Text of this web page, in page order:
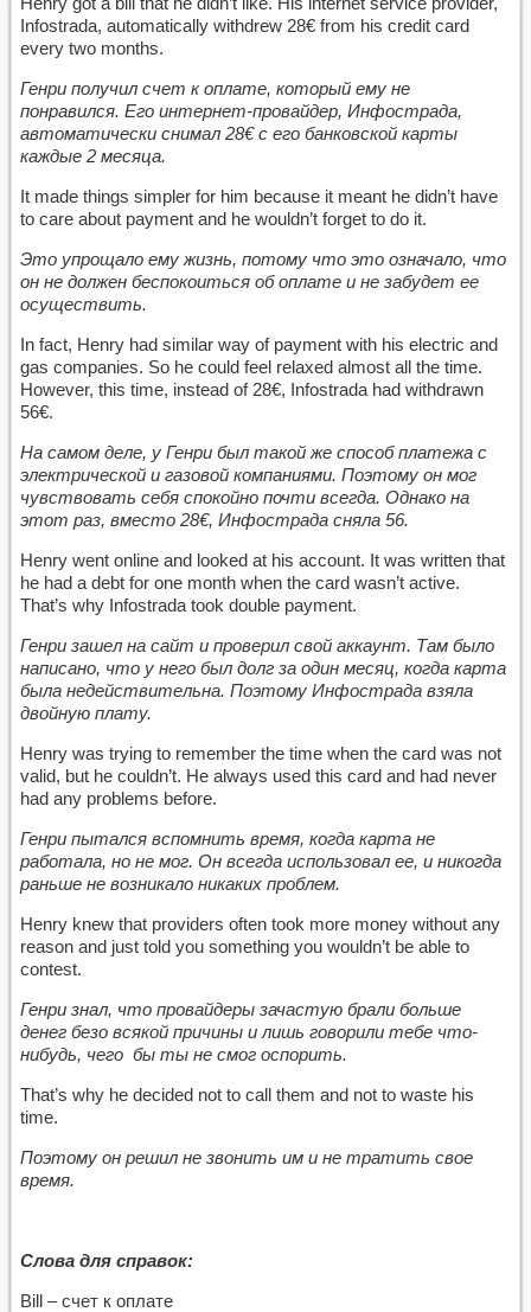
Infostrada, automatically withdrew 28€ from his credit card
every two months.
Генри получил счет к оплате, который ему не
понравился. Его интернет-провайдер, Инфострада,
автоматически снимал 28€ с его банковской карты
каждые 2 месяца.
It made things simpler for him because it meant he didn’t have
to care about payment and he wouldn’t forget to do it.
Это упрощало ему жизнь, потому что это означало, что
он не должен беспокоиться об оплате и не забудет ее
осуществить.
In fact, Henry had similar way of payment with his electric and
gas companies. So he could feel relaxed almost all the time.
However, this time, instead of 28€, Infostrada had withdrawn
56€.
На самом деле, у Генри был такой же способ платежа с
электрической и газовой компаниями. Поэтому он мог
чувствовать себя спокойно почти всегда. Однако на
этот раз, вместо 28€, Инфострада сняла 56.
Henry went online and looked at his account. It was written that
he had a debt for one month when the card wasn’t active.
That’s why Infostrada took double payment.
Генри зашел на сайт и проверил свой аккаунт. Там было
написано, что у него был долг за один месяц, когда карта
была недействительна. Поэтому Инфострада взяла
двойную плату.
Henry was trying to remember the time when the card was not
valid, but he couldn’t. He always used this card and had never
had any problems before.
Генри пытался вспомнить время, когда карта не
работала, но не мог. Он всегда использовал ее, и никогда
раньше не возникало никаких проблем.
Henry knew that providers often took more money without any
reason and just told you something you wouldn’t be able to
contest.
Генри знал, что провайдеры зачастую брали больше
денег безо всякой причины и лишь говорили тебе что-
нибудь, чего бы ты не смог оспорить.
That’s why he decided not to call them and not to waste his
time.
Поэтому он решил не звонить им и не тратить свое
время.
Слова для справок:
Bill – счет к оплате